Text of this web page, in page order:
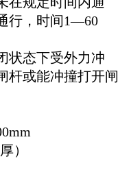
行，时间1—60
状态下受外力冲
杆或能冲撞打开闸
）